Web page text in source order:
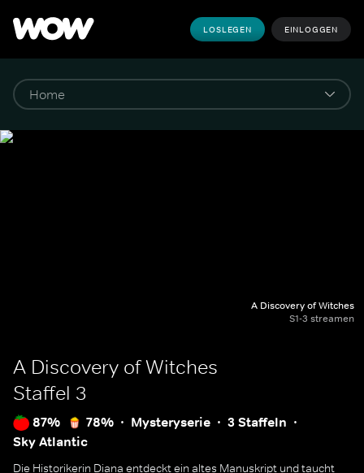
LOSLEGEN EINLOGGEN
A Discovery of Witches
S1-3 streamen
A Discovery of Witches
Staffel 3
87% 78% Mysteryserie
3 Staffeln
Sky Atlantic
Die Historikerin Diana entdeckt ein altes Manuskript und taucht